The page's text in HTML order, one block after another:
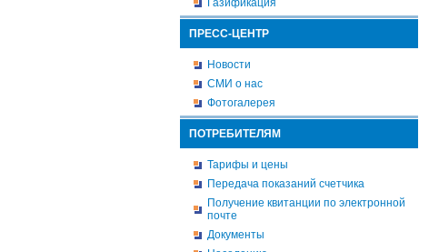
Газификация
ПРЕСС-ЦЕНТР
Новости
СМИ о нас
Фотогалерея
ПОТРЕБИТЕЛЯМ
Тарифы и цены
Передача показаний счетчика
Получение квитанции по электронной
почте
Документы